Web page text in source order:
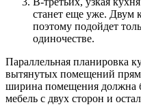
станет еще уже. Двум
поэтому подойдет
одиночестве.
Параллельная планировка
вытянутых помещений
ширина помещения должна
мебель с двух сторон и